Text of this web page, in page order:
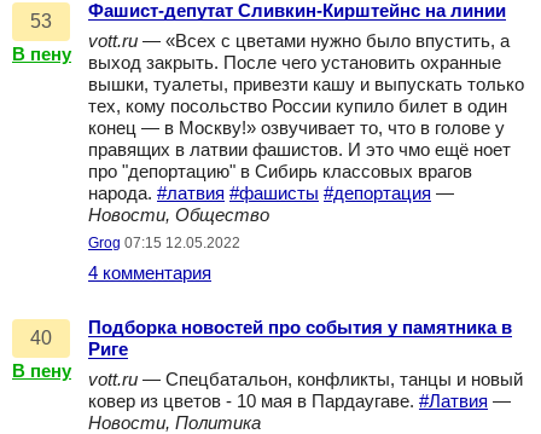
53
В пену
Фашист-депутат Сливкин-Кирштейнс на линии
vott.ru — «Всех с цветами нужно было впустить, а
выход закрыть. После чего установить охранные
вышки, туалеты, привезти кашу и выпускать только
тех, кому посольство России купило билет в один
конец — в Москву!» озвучивает то, что в голове у
правящих в латвии фашистов. И это чмо ещё ноет
про "депортацию" в Сибирь классовых врагов
народа. #латвия #фашисты #депортация —
Новости, Общество
Grog 07:15 12.05.2022
4 комментария
40
В пену
Подборка новостей про события у памятника в
Риге
vott.ru — Спецбатальон, конфликты, танцы и новый
ковер из цветов - 10 мая в Пардаугаве. #Латвия —
Новости, Политика